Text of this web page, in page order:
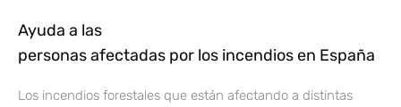
Ayuda a las
personas afectadas por los incendios en España
Los incendios forestales que están afectando a distintas